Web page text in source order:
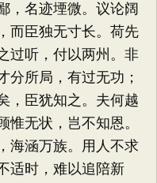
，名迹堙微。议论阔
而臣独无寸长。荷先
过听，付以两州。非
分所局，有过无功；
，臣犹知之。夫何越
惟无状，岂不知恩。
海涵万族。用人不求
适时，难以追陪新